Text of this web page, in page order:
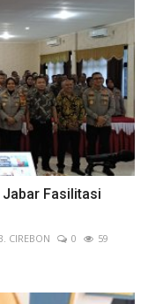
Fasilitasi
CIREBON 0
59